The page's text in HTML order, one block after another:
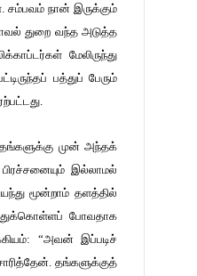
சம்பவம் நான் இருக்கும்
துறை வந்த அடுத்த
மேலிருந்து
பத்துப் பேரும்
முன் அந்தக்
இல்லாமல்
மூன்றாம் தளத்தில்
போவதாக
“அவன் இப்படிச்
தங்களுக்குத்